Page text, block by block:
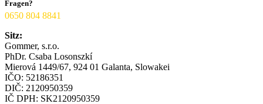
Fragen?​
0650 804 8841
Sitz:
Gommer, s.r.o.
PhDr. Csaba Losonszkí
Mierová 1449/67, 924 01 Galanta, Slowakei
IČO: 52186351
DIČ: 2120950359
IČ DPH: SK2120950359